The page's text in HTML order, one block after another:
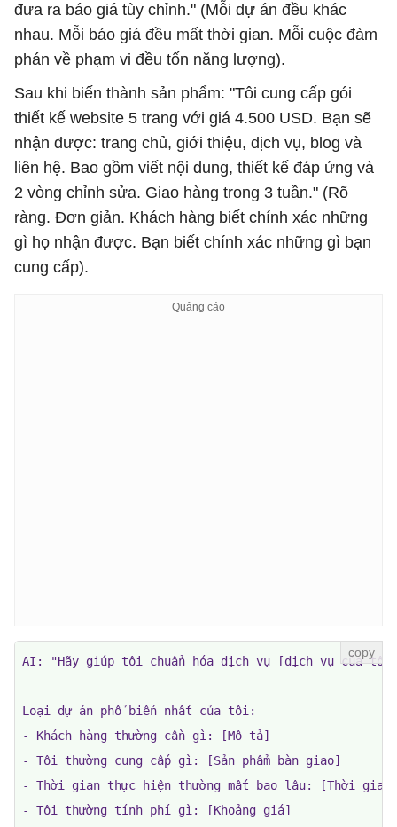
đưa ra báo giá tùy chỉnh." (Mỗi dự án đều khác
nhau. Mỗi báo giá đều mất thời gian. Mỗi cuộc đàm
phán về phạm vi đều tốn năng lượng).
Sau khi biến thành sản phẩm: "Tôi cung cấp gói
thiết kế website 5 trang với giá 4.500 USD. Bạn sẽ
nhận được: trang chủ, giới thiệu, dịch vụ, blog và
liên hệ. Bao gồm viết nội dung, thiết kế đáp ứng và
2 vòng chỉnh sửa. Giao hàng trong 3 tuần." (Rõ
ràng. Đơn giản. Khách hàng biết chính xác những
gì họ nhận được. Bạn biết chính xác những gì bạn
cung cấp).
AI: "Hãy giúp tôi chuẩn hóa dịch vụ [dịch vụ của
Loại dự án phổ biến nhất của tôi:
- Khách hàng thường cần gì: [Mô tả]
- Tôi thường cung cấp gì: [Sản phẩm bàn giao]
- Thời gian thực hiện thường mất bao lâu: [Thời gian
- Tôi thường tính phí gì: [Khoảng giá]